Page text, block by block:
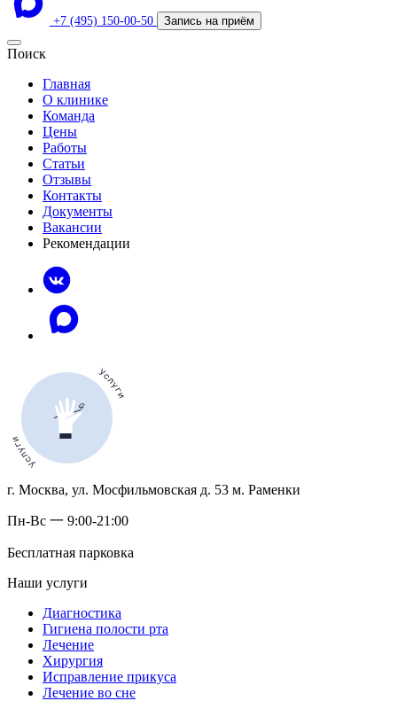
+7 (495) 150-00-50 Запись на приём
Поиск
Главная
О клинике
Команда
Цены
Работы
Статьи
Отзывы
Контакты
Документы
Вакансии
Рекомендации
г. Москва, ул. Мосфильмовская д. 53 м. Раменки
Пн-Вс 一 9:00-21:00
Бесплатная парковка
Наши услуги
Диагностика
Гигиена полости рта
Лечение
Хирургия
Исправление прикуса
Лечение во сне